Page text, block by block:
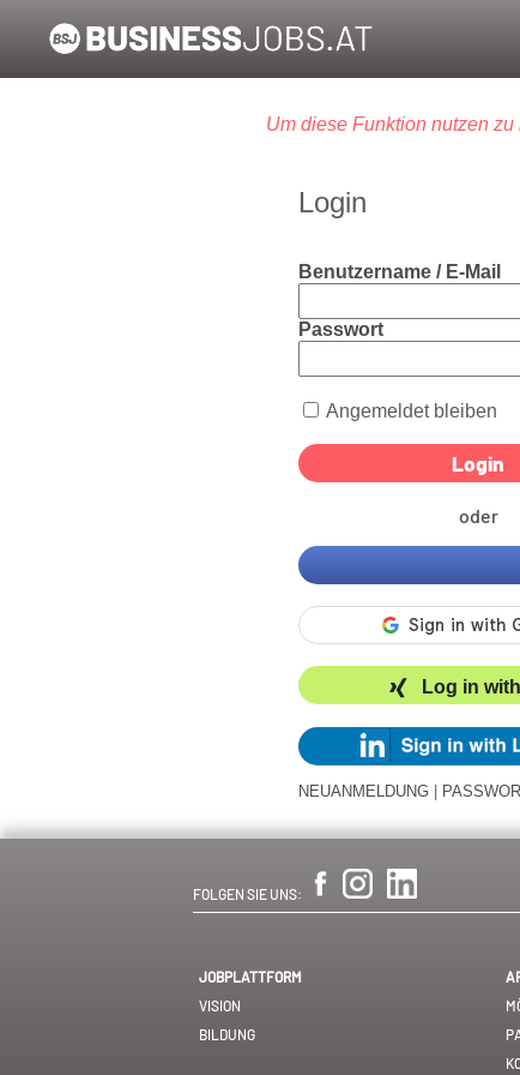
Um diese Funktion nutzen
Login
Benutzername / E-Mail
Passwort
Angemeldet bleiben
oder
Log in
NEUANMELDUNG
FOLGEN SIE UNS:
JOBPLATTFORM
VISION
BILDUNG